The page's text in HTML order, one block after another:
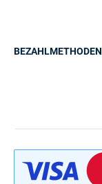
BEZAHLMETHODEN